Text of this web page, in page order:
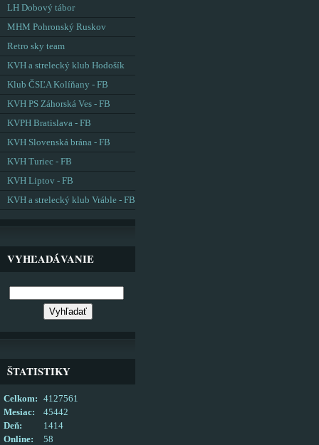
LH Dobový tábor
MHM Pohronský Ruskov
Retro sky team
KVH a strelecký klub Hodošík
Klub ČSĽA Kolíňany - FB
KVH PS Záhorská Ves - FB
KVPH Bratislava - FB
KVH Slovenská brána - FB
KVH Turiec - FB
KVH Liptov - FB
KVH a strelecký klub Vráble - FB
VYHĽADÁVANIE
ŠTATISTIKY
Online: 58
Celkom:
4127561
Mesiac:
45442
Deň:
1414